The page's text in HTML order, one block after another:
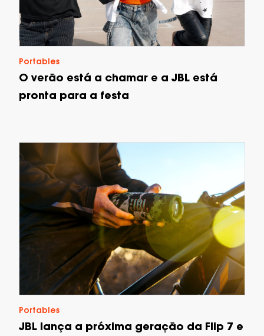
Portables
O verão está a chamar e a JBL está
pronta para a festa
Portables
JBL lança a próxima geração da Flip 7 e